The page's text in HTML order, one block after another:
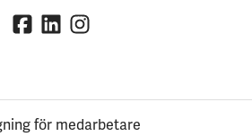
för medarbetare